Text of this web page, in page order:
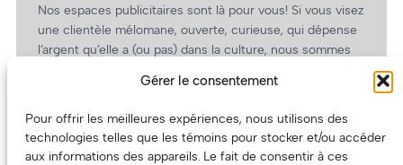
Gérer le consentement
Pour offrir les meilleures expériences, nous utilisons des
technologies telles que les témoins pour stocker et/ou accéder
aux informations des appareils. Le fait de consentir à ces
Nos espaces publicitaires sont là pour vous! Si vous visez
une clientèle mélomane, ouverte, curieuse, qui dépense
l’argent qu’elle a (ou pas) dans la culture, nous sommes
revient.
(Oui, on va avoir des tarifs spéciaux pour vous, les